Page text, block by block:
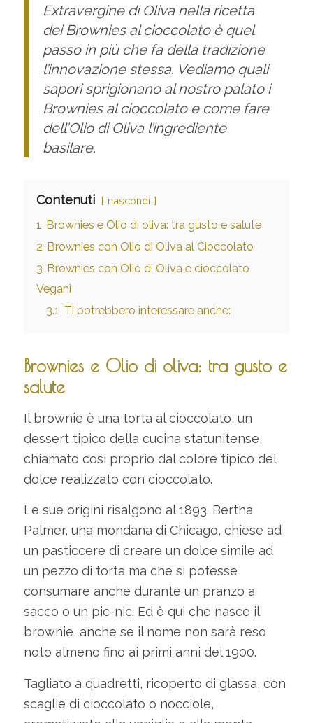
Extravergine di Oliva nella ricetta
dei Brownies al cioccolato è quel
passo in più che fa della tradizione
l’innovazione stessa. Vediamo quali
sapori sprigionano al nostro palato i
Brownies al cioccolato e come fare
dell’Olio di Oliva l’ingrediente
basilare.
Contenuti nascondi
1 Brownies e Olio di oliva: tra gusto e salute
2 Brownies con Olio di Oliva al Cioccolato
3 Brownies con Olio di Oliva e cioccolato
Vegani
3.1 Ti potrebbero interessare anche:
Brownies e Olio di oliva: tra gusto e
salute
Il brownie è una torta al cioccolato, un
dessert tipico della cucina statunitense,
chiamato così proprio dal colore tipico del
dolce realizzato con cioccolato.
Le sue origini risalgono al 1893. Bertha
Palmer, una mondana di Chicago, chiese ad
un pasticcere di creare un dolce simile ad
un pezzo di torta ma che si potesse
consumare anche durante un pranzo a
sacco o un pic-nic. Ed è qui che nasce il
brownie, anche se il nome non sarà reso
noto almeno fino ai primi anni del 1900.
Tagliato a quadretti, ricoperto di glassa, con
scaglie di cioccolato o nocciole,